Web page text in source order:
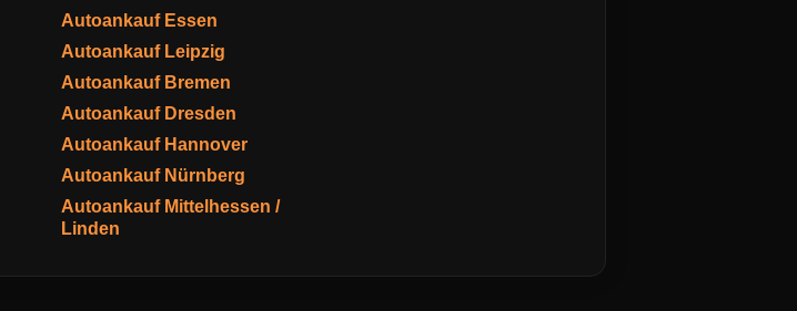
Autoankauf Essen
Autoankauf Leipzig
Autoankauf Bremen
Autoankauf Dresden
Autoankauf Hannover
Autoankauf Nürnberg
Autoankauf Mittelhessen /
Linden